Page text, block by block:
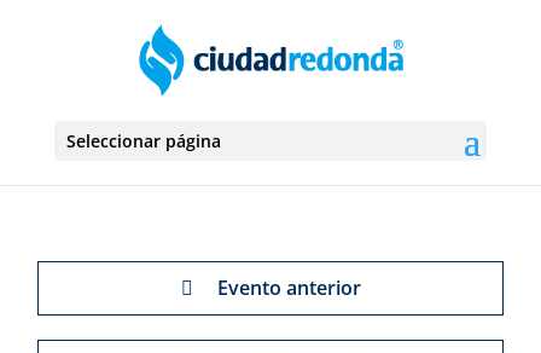
Seleccionar página
Evento anterior